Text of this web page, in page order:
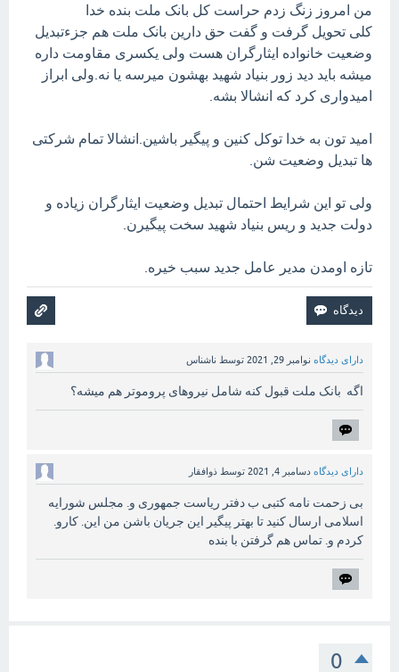
من امروز زنگ زدم حراست کل بانک ملت بنده خدا
کلی تحویل گرفت و گفت حق دارین بانک ملت هم جزءتبدیل
وضعیت خانواده ایثارگران هست ولی یکسری مقاومت داره
میشه باید دید زور بنیاد شهید بهشون میرسه یا نه.ولی ابراز
امیدواری کرد که انشالا بشه.
امید تون به خدا توکل کنین و پیگیر باشین.انشالا تمام شرکتی
ها تبدیل وضعیت شن.
ولی تو این شرایط احتمال تبدیل وضعیت ایثارگران زیاده و
دولت جدید و ریس بنیاد شهید سخت پیگیرن.
تازه اومدن مدیر عامل جدید سبب خیره.
دارای دیدگاه نوامبر 29, 2021 توسط ناشناس
اگه بانک ملت قبول کنه شامل نیروهای پروموتر هم میشه؟
دارای دیدگاه دسامبر 4, 2021 توسط ذوافقار
بی زحمت نامه کتبی ب دفتر ریاست جمهوری و. مجلس شورایه
اسلامی ارسال کنید تا بهتر پیگیر این جریان باشن من این. کارو.
کردم و. تماس هم گرفتن با بنده
0